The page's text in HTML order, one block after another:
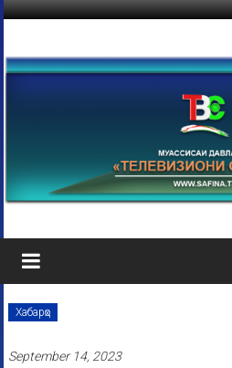
Хабарҳо
September 14, 2023